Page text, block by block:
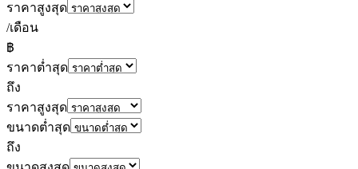
ราคาสูงสุด
/เดือน
฿
ราคาต่ำสุด
ถึง
ราคาสูงสุด
ขนาดต่ำสุด
ถึง